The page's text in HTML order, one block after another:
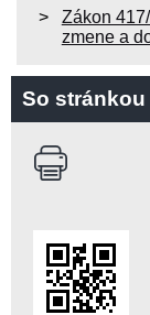
Zákon
zmene a
So stránkou